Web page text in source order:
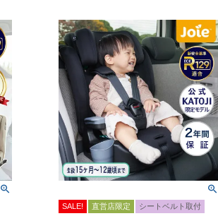
SALE! 直営店限定 シートベルト取付